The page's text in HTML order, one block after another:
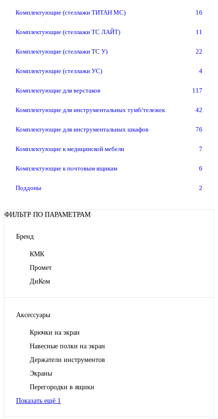
Комплектующие (стеллажи ТИТАН МС) 16
Комплектующие (стеллажи ТС ЛАЙТ) 11
Комплектующие (стеллажи ТС У) 22
Комплектующие (стеллажи УС) 4
Комплектующие для верстаков 117
Комплектующие для инструментальных тумб/тележек 42
Комплектующие для инструментальных шкафов 76
Комплектующие к медицинской мебели 7
Комплектующие к почтовым ящикам 6
Поддоны 2
ФИЛЬТР ПО ПАРАМЕТРАМ
Бренд
КМК
Промет
ДиКом
Аксессуары
Крючки на экран
Навесные полки на экран
Держатели инструментов
Экраны
Перегородки в ящики
Показать ещё 1